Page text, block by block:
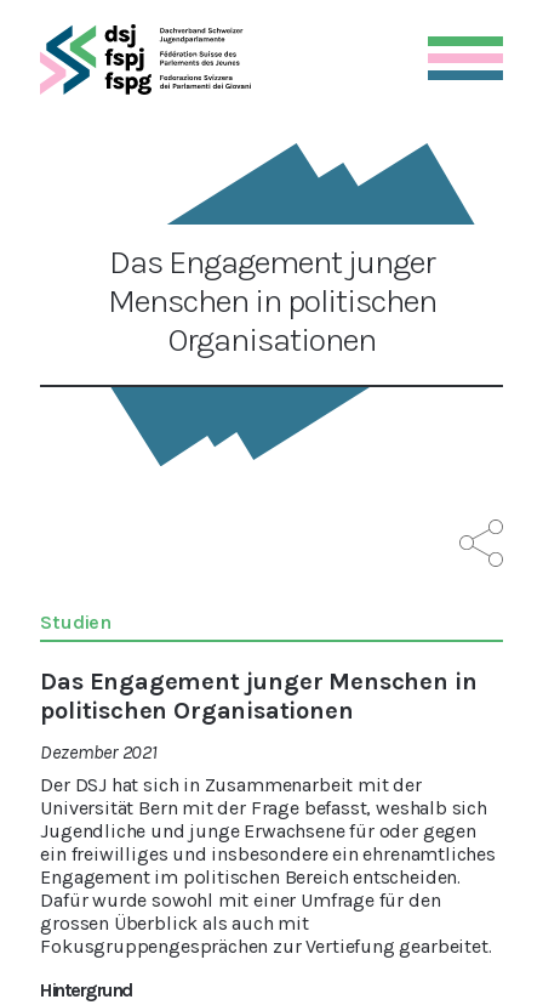
Das Engagement junger
Menschen in politischen
Organisationen
Studien
Das Engagement junger Menschen in
politischen Organisationen
Dezember 2021
Der DSJ hat sich in Zusammenarbeit mit der
Universität Bern mit der Frage befasst, weshalb sich
Jugendliche und junge Erwachsene für oder gegen
ein freiwilliges und insbesondere ein ehrenamtliches
Engagement im politischen Bereich entscheiden.
Dafür wurde sowohl mit einer Umfrage für den
grossen Überblick als auch mit
Fokusgruppengesprächen zur Vertiefung gearbeitet.
Hintergrund